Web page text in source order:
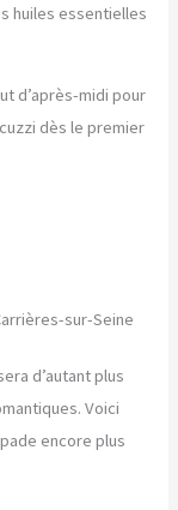
huiles essentielles
d’après-midi pour
dès le premier
sur-Seine
d’autant plus
Voici
encore plus